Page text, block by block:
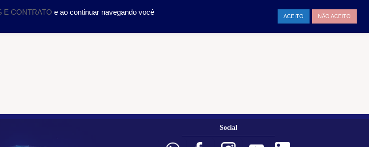
SERVIÇOS CIENTÍFICO TRATAMENTO
Social
E CONTRATO e ao continuar navegando você
ACEITO NÃO ACEITO